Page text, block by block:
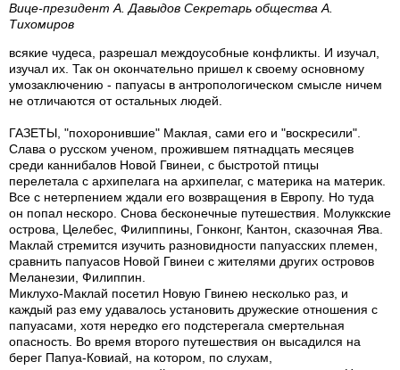
Вице-президент А. Давыдов Секретарь общества А.
Тихомиров
всякие чудеса, разрешал междоусобные конфликты. И изучал,
изучал их. Так он окончательно пришел к своему основному
умозаключению - папуасы в антропологическом смысле ничем
не отличаются от остальных людей.
ГАЗЕТЫ, "похоронившие" Маклая, сами его и "воскресили".
Слава о русском ученом, прожившем пятнадцать месяцев
среди каннибалов Новой Гвинеи, с быстротой птицы
перелетала с архипелага на архипелаг, с материка на материк.
Все с нетерпением ждали его возвращения в Европу. Но туда
он попал нескоро. Снова бесконечные путешествия. Молуккские
острова, Целебес, Филиппины, Гонконг, Кантон, сказочная Ява.
Маклай стремится изучить разновидности папуасских племен,
сравнить папуасов Новой Гвинеи с жителями других островов
Меланезии, Филиппин.
Миклухо-Маклай посетил Новую Гвинею несколько раз, и
каждый раз ему удавалось установить дружеские отношения с
папуасами, хотя нередко его подстерегала смертельная
опасность. Во время второго путешествия он высадился на
берег Папуа-Ковиай, на котором, по слухам,